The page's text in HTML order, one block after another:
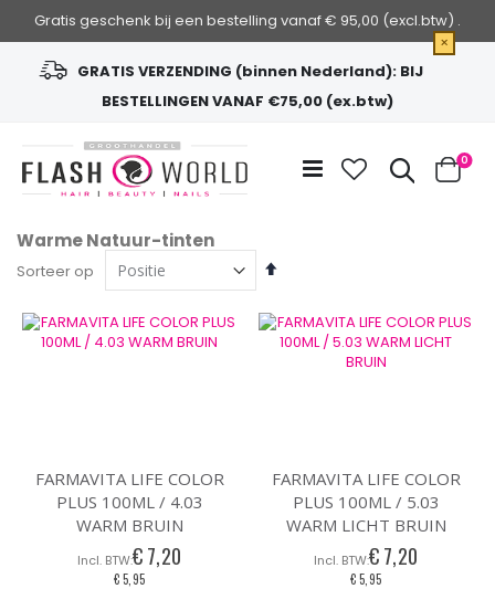
Gratis geschenk bij een bestelling vanaf € 95,00 (excl.btw) .
×
GRATIS VERZENDING (binnen Nederland): BIJ
BESTELLINGEN VANAF €75,00 (ex.btw)
de
inhoud
Zoek
Cart
0
Warme Natuur-tinten
Sorteer op
Van
laag
sorteren
FARMAVITA LIFE COLOR
PLUS 100ML / 4.03
WARM BRUIN
€ 7,20
€ 5,95
FARMAVITA LIFE COLOR
PLUS 100ML / 5.03
WARM LICHT BRUIN
€ 7,20
€ 5,95